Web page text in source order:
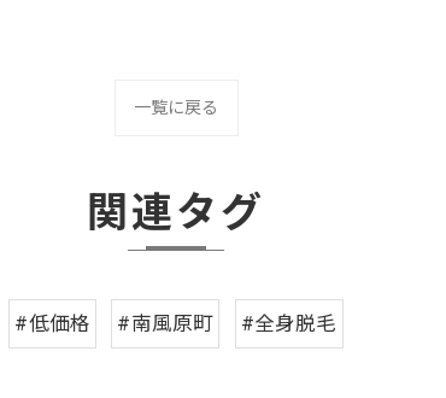
一覧に戻る
関連タグ
#低価格 #南風原町 #全身脱毛